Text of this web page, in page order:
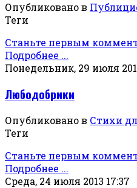
Опубликовано в
Теги
Станьте первым
Подробнее ...
Понедельник, 29 июля
Любодобрики
Опубликовано в Стихи
Теги
Станьте первым
Подробнее ...
Среда, 24 июля 2013 17:37